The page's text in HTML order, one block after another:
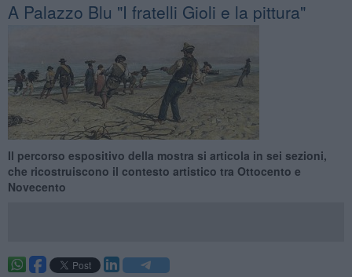
A Palazzo Blu "I fratelli Gioli e la pittura"
Il percorso espositivo della mostra si articola in sei sezioni,
che ricostruiscono il contesto artistico tra Ottocento e
Novecento